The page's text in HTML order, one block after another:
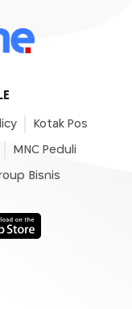
Kotak Pos
MNC Peduli
Bisnis